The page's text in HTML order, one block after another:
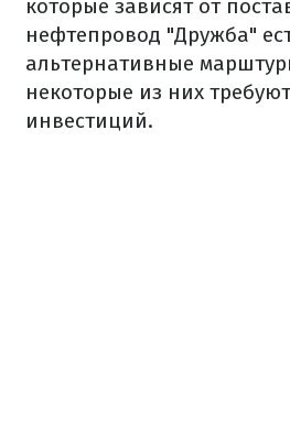
которые зависят от
нефтепровод "Дружба"
альтернативные
некоторые из них
инвестиций.